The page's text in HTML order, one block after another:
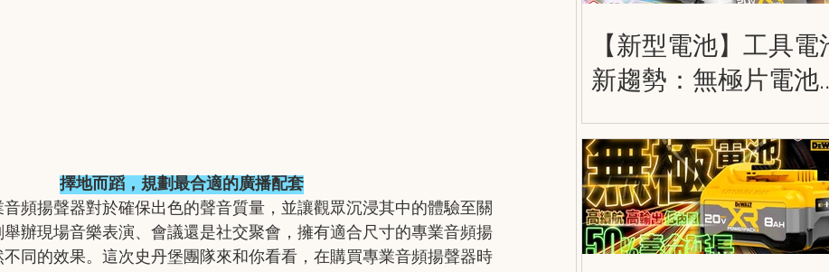
擇地而蹈，規劃最合適的廣播配套
頻揚聲器對於確保出色的聲音質量，並讓觀眾沉浸其中的體驗至關
辦現場音樂表演、會議還是社交聚會，擁有適合尺寸的專業音頻揚
同的效果。這次史丹堡團隊來和你看看，在購買專業音頻揚聲器時
【新型電池】工具電
新趨勢：無極片電池
薄片電池 (軟包電池)
Tabless Cell & Pouch
Cell